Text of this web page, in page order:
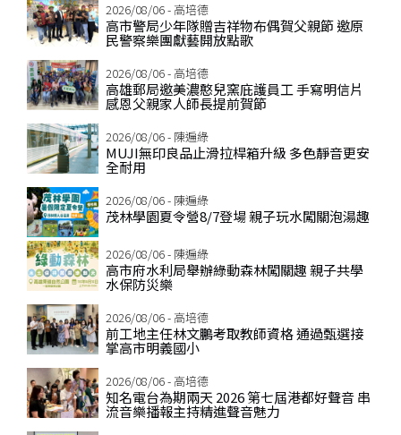
2026/08/06 - 高培德
高市警局少年隊贈吉祥物布偶賀父親節 邀原
民警察樂團獻藝開放點歌
2026/08/06 - 高培德
高雄郵局邀美濃憨兒窯庇護員工 手寫明信片
感恩父親家人師長提前賀節
2026/08/06 - 陳遍綠
MUJI無印良品止滑拉桿箱升級 多色靜音更安
全耐用
2026/08/06 - 陳遍綠
茂林學園夏令營8/7登場 親子玩水闖關泡湯趣
2026/08/06 - 陳遍綠
高市府水利局舉辦綠動森林闖關趣 親子共學
水保防災樂
2026/08/06 - 高培德
前工地主任林文鵬考取教師資格 通過甄選接
掌高市明義國小
2026/08/06 - 高培德
知名電台為期兩天 2026 第七屆港都好聲音 串
流音樂播報主持精進聲音魅力